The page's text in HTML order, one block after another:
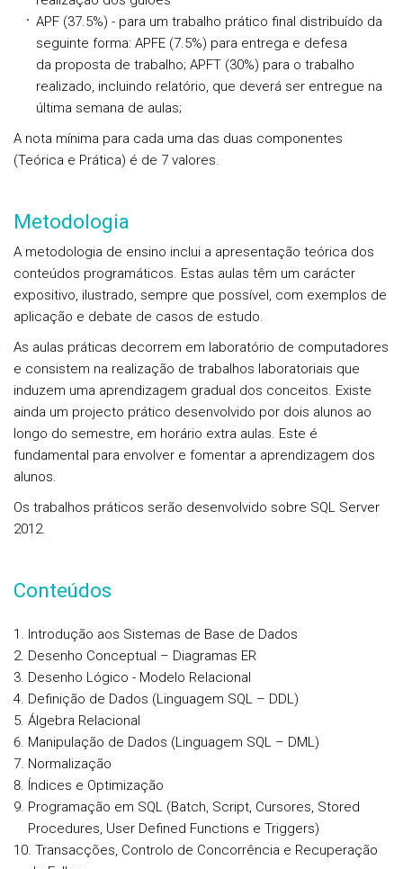
APF (37.5%) - para um trabalho prático final distribuído da
seguinte forma: APFE (7.5%) para entrega e defesa
da proposta de trabalho; APFT (30%) para o trabalho
realizado, incluindo relatório, que deverá ser entregue na
última semana de aulas;
A nota mínima para cada uma das duas componentes
(Teórica e Prática) é de 7 valores.
Metodologia
A metodologia de ensino inclui a apresentação teórica dos
conteúdos programáticos. Estas aulas têm um carácter
expositivo, ilustrado, sempre que possível, com exemplos de
aplicação e debate de casos de estudo.
As aulas práticas decorrem em laboratório de computadores
e consistem na realização de trabalhos laboratoriais que
induzem uma aprendizagem gradual dos conceitos. Existe
ainda um projecto prático desenvolvido por dois alunos ao
longo do semestre, em horário extra aulas. Este é
fundamental para envolver e fomentar a aprendizagem dos
alunos.
Os trabalhos práticos serão desenvolvido sobre SQL Server
2012.
Conteúdos
Introdução aos Sistemas de Base de Dados
Desenho Conceptual – Diagramas ER
Desenho Lógico - Modelo Relacional
Definição de Dados (Linguagem SQL – DDL)
Álgebra Relacional
Manipulação de Dados (Linguagem SQL – DML)
Normalização
Índices e Optimização
Programação em SQL (Batch, Script, Cursores, Stored
Procedures, User Defined Functions e Triggers)
Transacções, Controlo de Concorrência e Recuperação